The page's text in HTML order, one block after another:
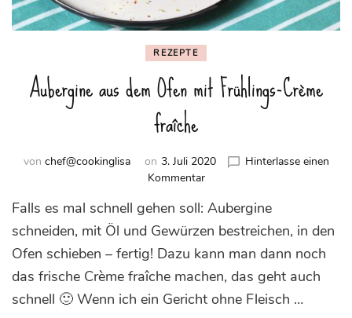
REZEPTE
Aubergine aus dem Ofen mit Frühlings-Crème
fraîche
von chef@cookinglisa on 3. Juli 2020
Hinterlasse einen
Kommentarzu
aus
dem
mit
Frühlings-
Crème
fraîche
Falls es mal schnell gehen soll: Aubergine
schneiden, mit Öl und Gewürzen bestreichen, in den
Ofen schieben – fertig! Dazu kann man dann noch
das frische Crème fraîche machen, das geht auch
schnell 🙂 Wenn ich ein Gericht ohne Fleisch …